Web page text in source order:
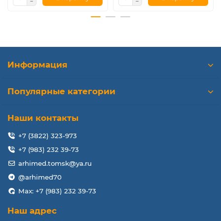
устройств, она предоставляет владельцам
Информация
Популярные категории
Наши контакты
+7 (3822) 323-973
+7 (983) 232 39-73
arhimed.tomsk@ya.ru
@arhimed70
Max: +7 (983) 232 39-73
Наш адрес